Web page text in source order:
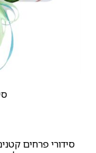
סידורי פרחים